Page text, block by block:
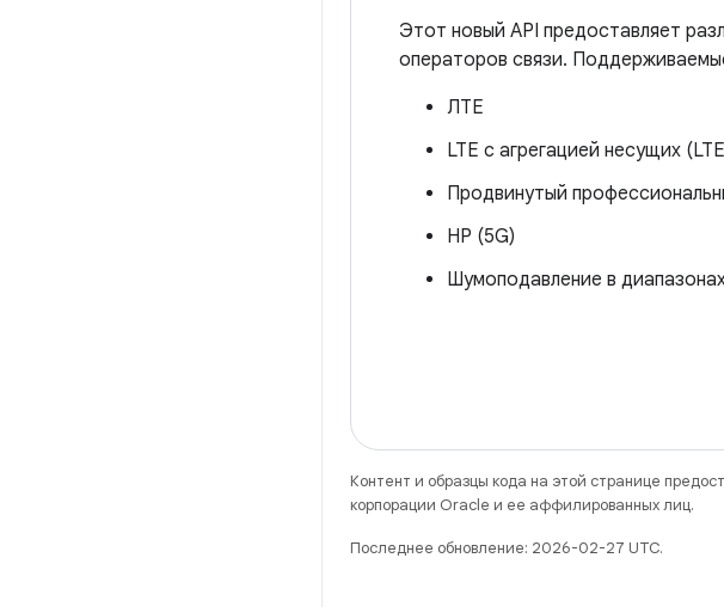
Этот новый API предоставляет
операторов связи.
ЛТЕ
LTE с агрегацией несущих
Продвинутый
НР (5G)
Шумоподавление в
Контент и образцы кода на этой странице
корпорации Oracle и ее аффилированных лиц.
Последнее обновление: 2026-02-27 UTC.